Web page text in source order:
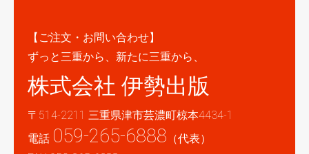
【ご注文・お問い合わせ】
ずっと三重から、新たに三重から、
株式会社 伊勢出版
〒514-2211 三重県津市芸濃町椋本4434-1
電話 059-265-6888 （代表）